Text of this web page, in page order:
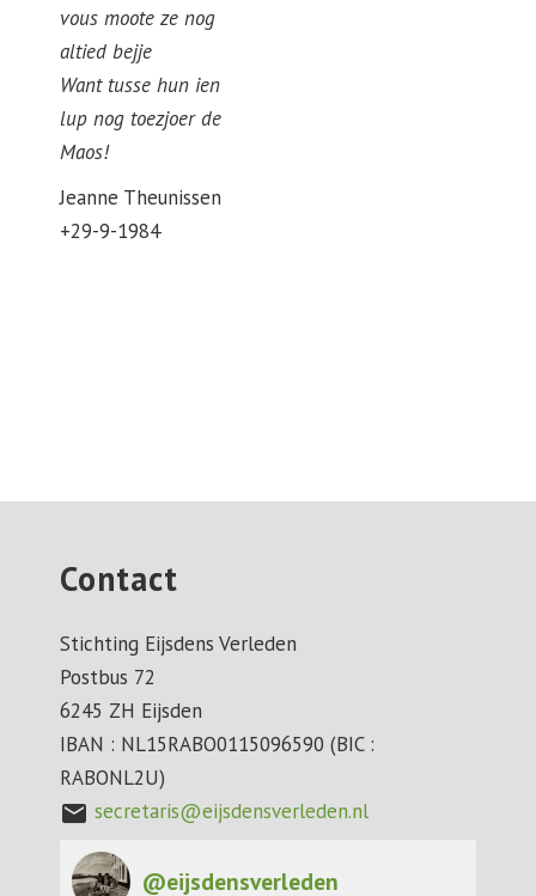
vous moote ze nog
altied bejje
Want tusse hun ien
lup nog toezjoer de
Maos!
Jeanne Theunissen
+29-9-1984
Contact
Stichting Eijsdens Verleden
Postbus 72
6245 ZH Eijsden
IBAN : NL15RABO0115096590 (BIC :
RABONL2U)
mail secretaris@eijsdensverleden.nl
@eijsdensverleden